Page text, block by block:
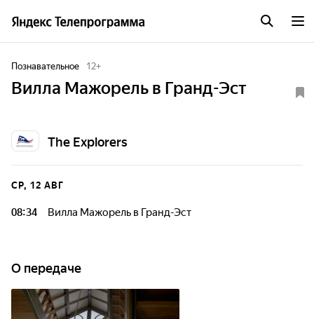
Познавательное 12+
Вилла Мажорель в Гранд-Эст
The Explorers
СР, 12 АВГ
08:34 Вилла Мажорель в Гранд-Эст
О передаче